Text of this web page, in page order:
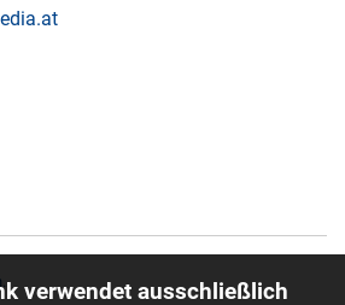
verwendet ausschließlich